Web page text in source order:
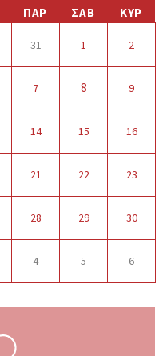
ΠΑΡ ΣΑΒ ΚΥΡ
31 1 2
7 8 9
14 15 16
21 22 23
28 29 30
4 5 6